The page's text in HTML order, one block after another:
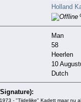
Holland
Man
58
Heerlen
10
Dutch
- "Tijdelijke" Kadett maar nu